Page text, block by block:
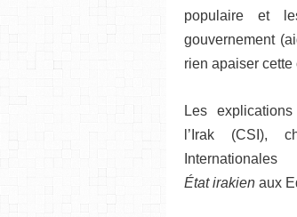
populaire et
gouvernement
rien apaiser cette
Les
l’Irak (CSI),
État irakien aux